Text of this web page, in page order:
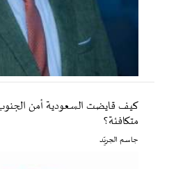
كيف قايضت السعودية أمن
متكافئة؟
جاسم الجريّد